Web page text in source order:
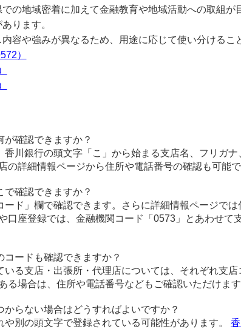
の地域密着に加えて金融教育や地域活動への取組が
ります。
容や強みが異なるため、用途に応じて使い分けるこ
）
が確認できますか？
香川銀行の頭文字「こ」から始まる支店名、フリガ
の詳細情報ページから住所や電話番号の確認も可能で
で確認できますか？
ード」欄で確認できます。さらに詳細情報ページで
口座登録では、金融機関コード「0573」とあわせて
コードも確認できますか？
いる支店・出張所・代理店については、それぞれ支
る場合は、住所や電話番号などもご確認いただけます
からない場合はどうすればよいですか？
や別の頭文字で登録されている可能性があります。